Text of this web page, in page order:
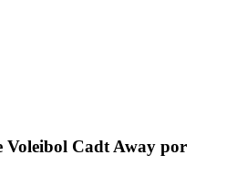
Cadt Away por